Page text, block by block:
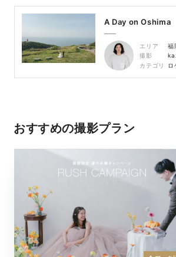
A Day on Oshima
エリア
福
撮影
カテゴリ
ロ
おすすめの撮影プラン